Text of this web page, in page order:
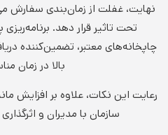
نهایت، غفلت از زمان‌بندی سفارش
تحت تاثیر قرار دهد.
چاپخانه‌های معتبر، تضمین‌کننده
بالا در زمان
رعایت این نکات، علاوه بر افزایش
سازمان با مدیران و